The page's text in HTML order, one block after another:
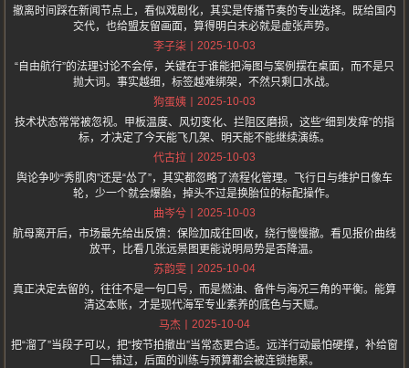
撤离时间踩在新闻节点上，看似戏剧化，其实是传播节奏的专业选择。既给国内
交代，也给盟友留画面，算得明白未必就是虚张声势。
李子柒
2025-10-03
“自由航行”的法理讨论不会停，关键在于谁能把海图与案例摆在桌面，而不是只
抛大词。事实越细，标签越难绑架，不然只剩口水战。
狗蛋姨
2025-10-03
技术状态常常被忽视。甲板温度、风切变化、拦阻区磨损，这些“细到发痒”的指
标，才决定了今天能飞几架、明天能不能继续演练。
代古拉
2025-10-03
舆论争吵“秀肌肉”还是“怂了”，其实都忽略了流程化管理。飞行日与维护日像车
轮，少一个就会爆胎，掉头不过是换胎位的标配操作。
曲岑兮
2025-10-03
航母离开后，市场最先给出反馈：保险加成往回收，绕行慢慢撤。看见报价曲线
放平，比看几张远景图更能说明局势是否降温。
苏韵雯
2025-10-04
真正决定去留的，往往不是一句口号，而是燃油、备件与海况三角的平衡。能算
清这本账，才是现代海军专业素养的底色与天赋。
马杰
2025-10-04
把“溜了”当段子可以，把“按节拍撤出”当常态更合适。远洋行动最怕硬撑，补给窗
口一错过，后面的训练与预算都会被连锁拖累。